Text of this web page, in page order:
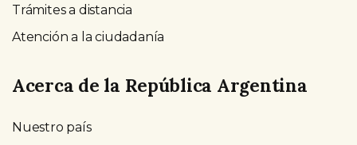
Trámites a distancia
Atención a la ciudadanía
Acerca de la República Argentina
Nuestro país